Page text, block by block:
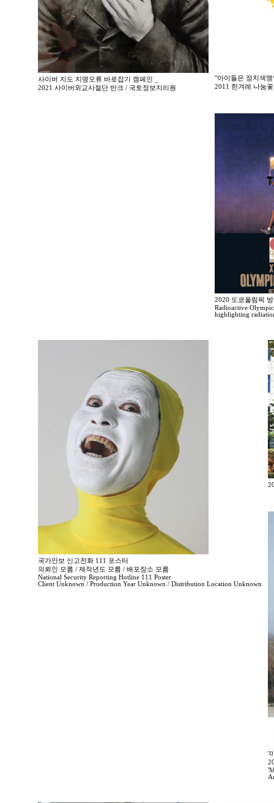
사이버 지도 지명오류 바로잡기 캠페인 _
2021 사이버외교사절단 반크 / 국토정보지리원
"아이들은 정치색
2011 한겨레 나눔
2020 도쿄올림픽
Radioactive
highlighting
국가안보 신고전화 111 포스터
의뢰인 모름 / 제작년도 모름 / 배포장소 모름
National Security Reporting Hotline 111 Poster
Client Unknown / Production Year Unknown / Distribution Location Unknown
'